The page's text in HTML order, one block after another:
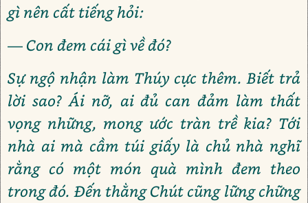
gì nên cất tiếng hỏi:
— Con đem cái gì về đó?
Sự ngộ nhận làm Thúy cực thêm. Biết trả
lời sao? Ái nỡ, ai đủ can đảm làm thất
vọng những, mong ước tràn trề kia? Tới
nhà ai mà cầm túi giấy là chủ nhà nghĩ
rằng có một món quà mình đem theo
trong đó. Đến thằng Chút cũng lững chững